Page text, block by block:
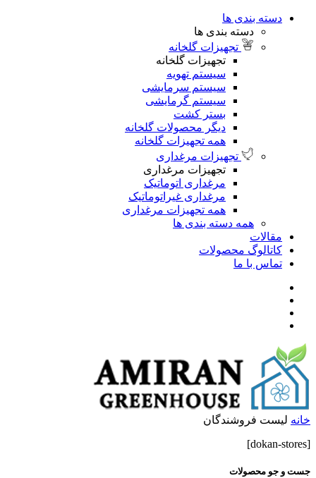
دسته بندی ها
دسته بندی ها
تجهیزات گلخانه
تجهیزات گلخانه
سیستم تهویه
سیستم سرمایشی
سیستم گرمایشی
بستر کشت
دیگر محصولات گلخانه
همه تجهیزات گلخانه
تجهیزات مرغداری
تجهیزات مرغداری
مرغداری اتوماتیک
مرغداری غیراتوماتیک
همه تجهیزات مرغداری
همه دسته بندی ها
مقالات
کاتالوگ محصولات
تماس با ما
خانه لیست فروشندگان
[dokan-stores]
جست و جو محصولات